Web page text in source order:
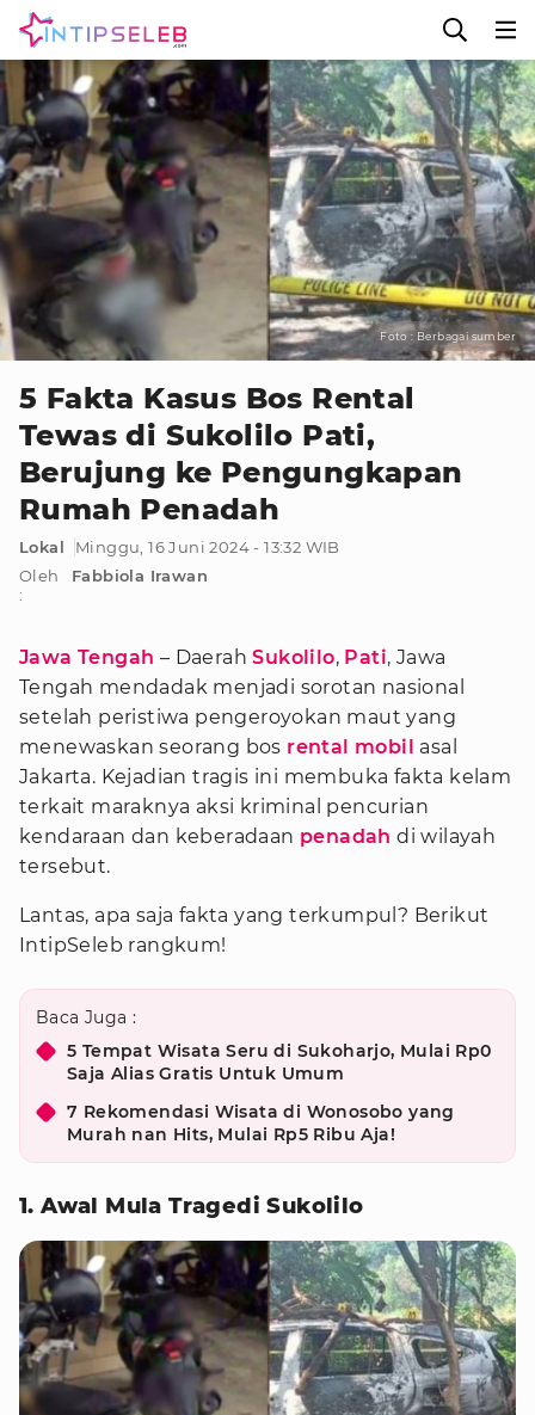
Foto : Berbagai sumber
5 Fakta Kasus Bos Rental
Tewas di Sukolilo Pati,
Berujung ke Pengungkapan
Rumah Penadah
Lokal
Minggu, 16 Juni 2024 - 13:32 WIB
Oleh
:
Fabbiola Irawan
Jawa Tengah – DaerahSukolilo, Pati, Jawa
Tengah mendadak menjadi sorotan nasional
setelah peristiwa pengeroyokan maut yang
menewaskan seorang bos rental mobil asal
Jakarta. Kejadian tragis ini membuka fakta kelam
terkait maraknya aksi kriminal pencurian
kendaraan dan keberadaan penadah di wilayah
tersebut.
Lantas, apa saja fakta yang terkumpul? Berikut
IntipSeleb rangkum!
Baca Juga :
5 Tempat Wisata Seru di Sukoharjo, Mulai Rp0
Saja Alias Gratis Untuk Umum
7 Rekomendasi Wisata di Wonosobo yang
Murah nan Hits, Mulai Rp5 Ribu Aja!
1. Awal Mula Tragedi Sukolilo